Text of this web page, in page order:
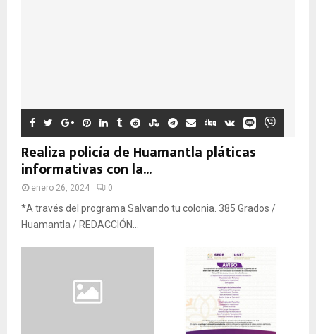
Realiza policía de Huamantla pláticas
informativas con la...
enero 26, 2024 0
*A través del programa Salvando tu colonia. 385 Grados /
Huamantla / REDACCIÓN...